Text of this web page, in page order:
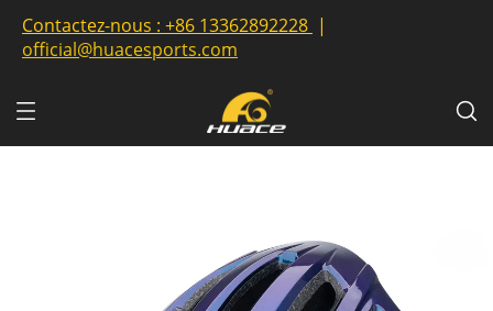
Contactez-nous : +86 13362892228 |
official@huacesports.com